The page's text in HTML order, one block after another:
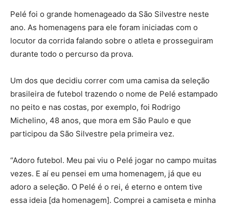
Pelé foi o grande homenageado da São Silvestre neste
ano. As homenagens para ele foram iniciadas com o
locutor da corrida falando sobre o atleta e prosseguiram
durante todo o percurso da prova.
Um dos que decidiu correr com uma camisa da seleção
brasileira de futebol trazendo o nome de Pelé estampado
no peito e nas costas, por exemplo, foi Rodrigo
Michelino, 48 anos, que mora em São Paulo e que
participou da São Silvestre pela primeira vez.
“Adoro futebol. Meu pai viu o Pelé jogar no campo muitas
vezes. E aí eu pensei em uma homenagem, já que eu
adoro a seleção. O Pelé é o rei, é eterno e ontem tive
essa ideia [da homenagem]. Comprei a camiseta e minha